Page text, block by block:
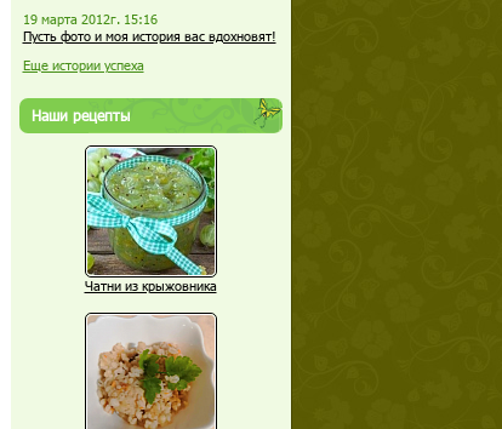
19 марта 2012г. 15:16
Пусть фото и моя история вас вдохновят!
Еще истории успеха
Наши рецепты
Чатни из крыжовника